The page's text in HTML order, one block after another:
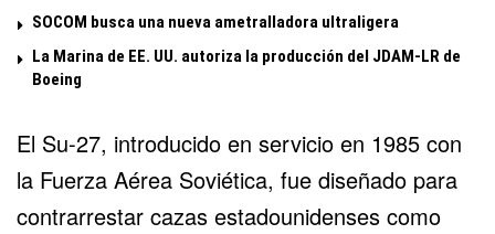
SOCOM busca una nueva ametralladora ultraligera
La Marina de EE. UU. autoriza la producción del JDAM-LR de
Boeing
El Su-27, introducido en servicio en 1985 con
la Fuerza Aérea Soviética, fue diseñado para
contrarrestar cazas estadounidenses como